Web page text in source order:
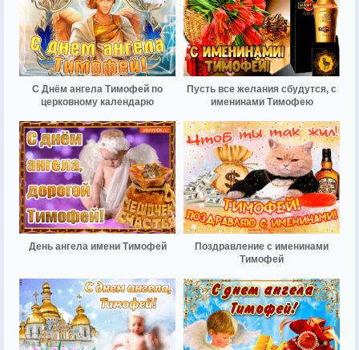
С Днём ангела Тимофей по
церковному календарю
Пусть все желания сбудутся, с
именинами Тимофею
День ангела имени Тимофей
Поздравление с именинами
Тимофей